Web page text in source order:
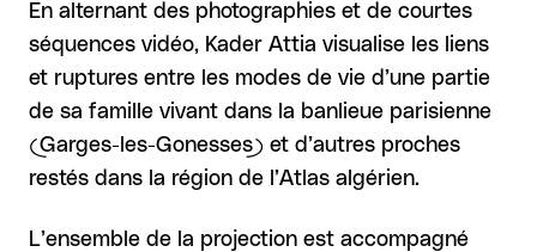
En alternant des photographies et de courtes
séquences vidéo, Kader Attia visualise les liens
et ruptures entre les modes de vie d’une partie
de sa famille vivant dans la banlieue parisienne
(Garges-les-Gonesses) et d’autres proches
restés dans la région de l’Atlas algérien.
L’ensemble de la projection est accompagné